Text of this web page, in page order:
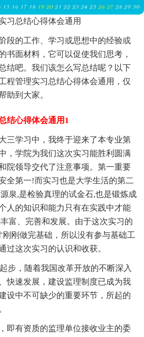
习总结心得体会通用
段的工作、学习或思想中的经验或
书面材料，它可以促使我们思考，
结吧。我们该怎么写总结呢？以下
程管理实习总结心得体会通用，仅
助到大家。
结心得体会通用1
三学习中，我终于迎来了本专业第
，学院为我们这次实习能胜利圆满
院领导交代了注意事项。第一重要
全第一!而实习也是大学生活的第二
泉,是检验真理的试金石,也是锻炼成
人的知识和能力只有在实践中才能
富、完善和发展。由于这次实习的
刚刚做完基础，所以没有参与基础工
过这次实习的认识和收获。
步，随着我国改革开放的不断深入
快速发展，建设监理制度已成为我
设中不可缺少的重要环节，所起的
即有资质的监理单位接收业主的委